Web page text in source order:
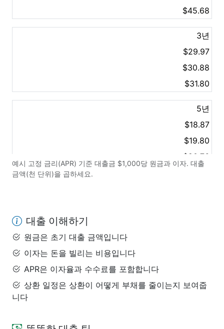
$45.68
3년
$29.97
$30.88
$31.80
5년
$18.87
$19.80
$20.76
예시 고정 금리(APR) 기준 대출금 $1,000당 원금과 이자. 대출
금액(천 단위)을 곱하세요.
대출 이해하기
원금은 초기 대출 금액입니다
이자는 돈을 빌리는 비용입니다
APR은 이자율과 수수료를 포함합니다
상환 일정은 상환이 어떻게 부채를 줄이는지 보여줍
니다